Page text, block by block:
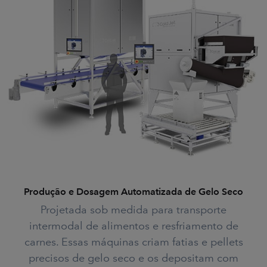
Produção e Dosagem Automatizada de Gelo Seco
Projetada sob medida para transporte
intermodal de alimentos e resfriamento de
carnes. Essas máquinas criam fatias e pellets
precisos de gelo seco e os depositam com